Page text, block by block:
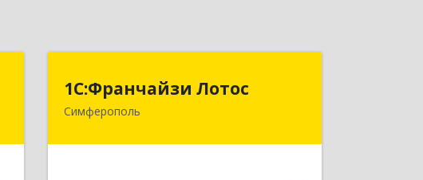
1С:Франчайзи Лотос
Симферополь
1С:Франчайзи Лотос
295029, Крым Респ, Симферополь г,